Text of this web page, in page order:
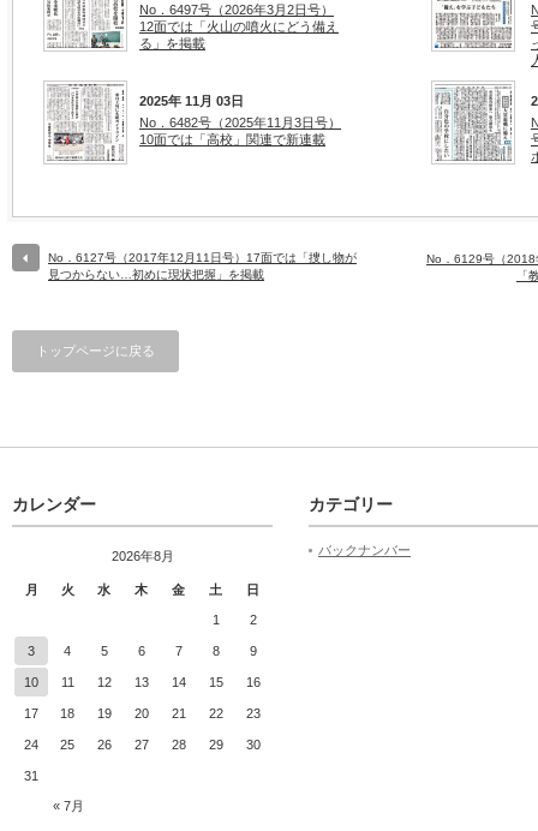
No．6497号（2026年3月2日号）
12面では「火山の噴火にどう備え
る」を掲載
2025年 11月 03日
No．6482号（2025年11月3日号）
10面では「高校」関連で新連載
No．6127号（2017年12月11日号）17面では「捜し物が
見つからない…初めに現状把握」を掲載
No．6129号（2018
「
トップページに戻る
カレンダー
2026年8月
月 火 水 木 金 土 日
« 7月
1 2
3 4 5 6 7 8 9
10 11 12 13 14 15 16
17 18 19 20 21 22 23
24 25 26 27 28 29 30
31
カテゴリー
バックナンバー